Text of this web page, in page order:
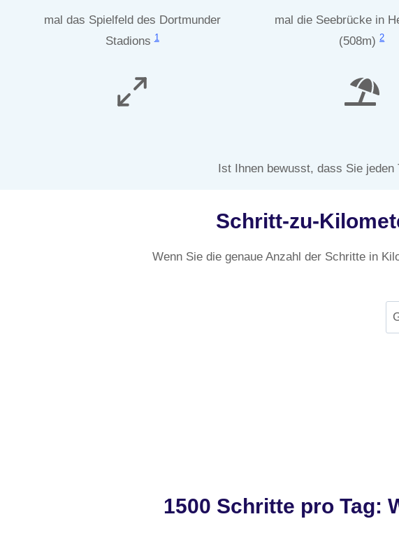
mal das Spielfeld des Dortmunder
Stadions1
mal die Seebrücke in
(508m)2
Ist Ihnen bewusst, dass Sie
Schritt-zu-
Wenn Sie die genaue Anzahl der Schritte in
1500 Schritte pro Tag: